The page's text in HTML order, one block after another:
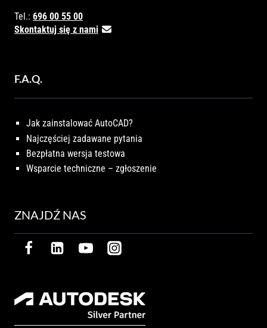
Tel.: 696 00 55 00
Skontaktuj się z nami
F.A.Q.
Jak zainstalować AutoCAD?
Najczęściej zadawane pytania
Bezpłatna wersja testowa
Wsparcie techniczne – zgłoszenie
ZNAJDŹ NAS